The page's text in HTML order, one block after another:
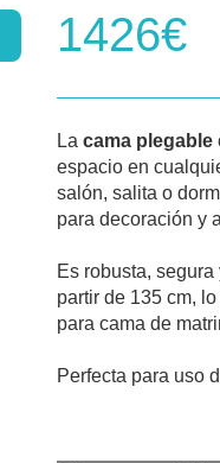
1426€
La cama plegable
espacio en
salón, salita o
para decoración y
Es robusta,
partir de 135 cm,
para cama de
Perfecta para uso